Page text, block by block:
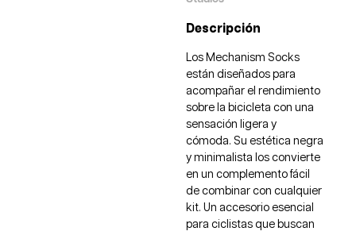
Descripción
Los Mechanism Socks
están diseñados para
acompañar el rendimiento
sobre la bicicleta con una
sensación ligera y
cómoda. Su estética negra
y minimalista los convierte
en un complemento fácil
de combinar con cualquier
kit. Un accesorio esencial
para ciclistas que buscan